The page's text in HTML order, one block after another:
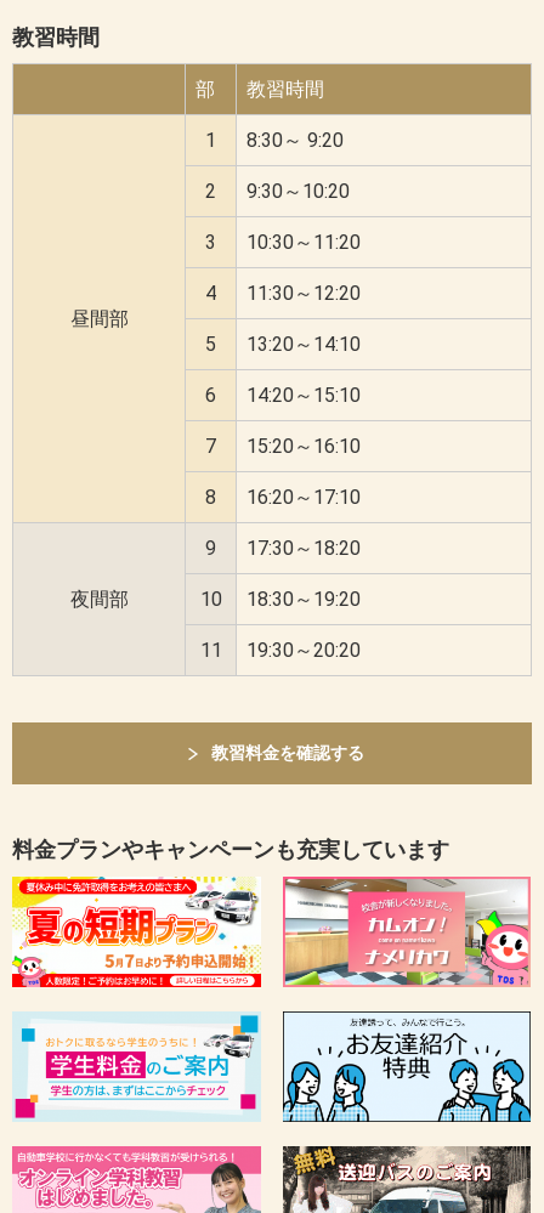
教習時間
部 教習時間
昼間部
1 8:30～ 9:20
2 9:30～10:20
3 10:30～11:20
4 11:30～12:20
5 13:20～14:10
6 14:20～15:10
7 15:20～16:10
8 16:20～17:10
夜間部
9 17:30～18:20
10 18:30～19:20
11 19:30～20:20
教習料金を確認する
料金プランやキャンペーンも充実しています